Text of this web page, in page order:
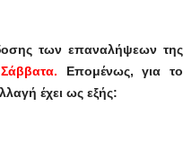
των επαναλήψεων της
Επομένως, για το
έχει ως εξής: